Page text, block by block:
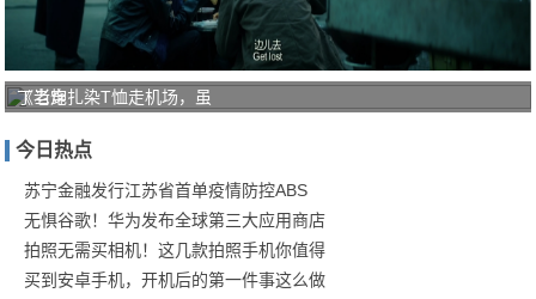
《老炮
气氛美
学下的
丁当穿扎染T恤走机场，虽
今日热点
苏宁金融发行江苏省首单疫情防控ABS
无惧谷歌！华为发布全球第三大应用商店
拍照无需买相机！这几款拍照手机你值得
买到安卓手机，开机后的第一件事这么做